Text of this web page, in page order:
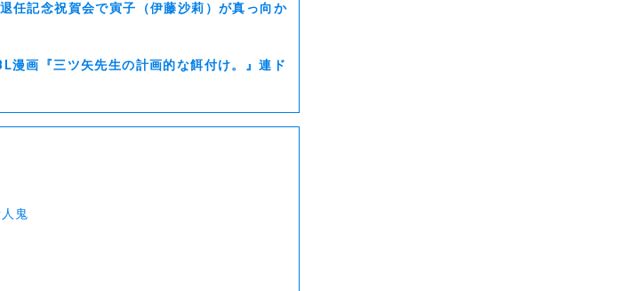
任記念祝賀会で寅子（伊藤沙莉）が真っ向か
画『三ツ矢先生の計画的な餌付け。』連ド
鬼